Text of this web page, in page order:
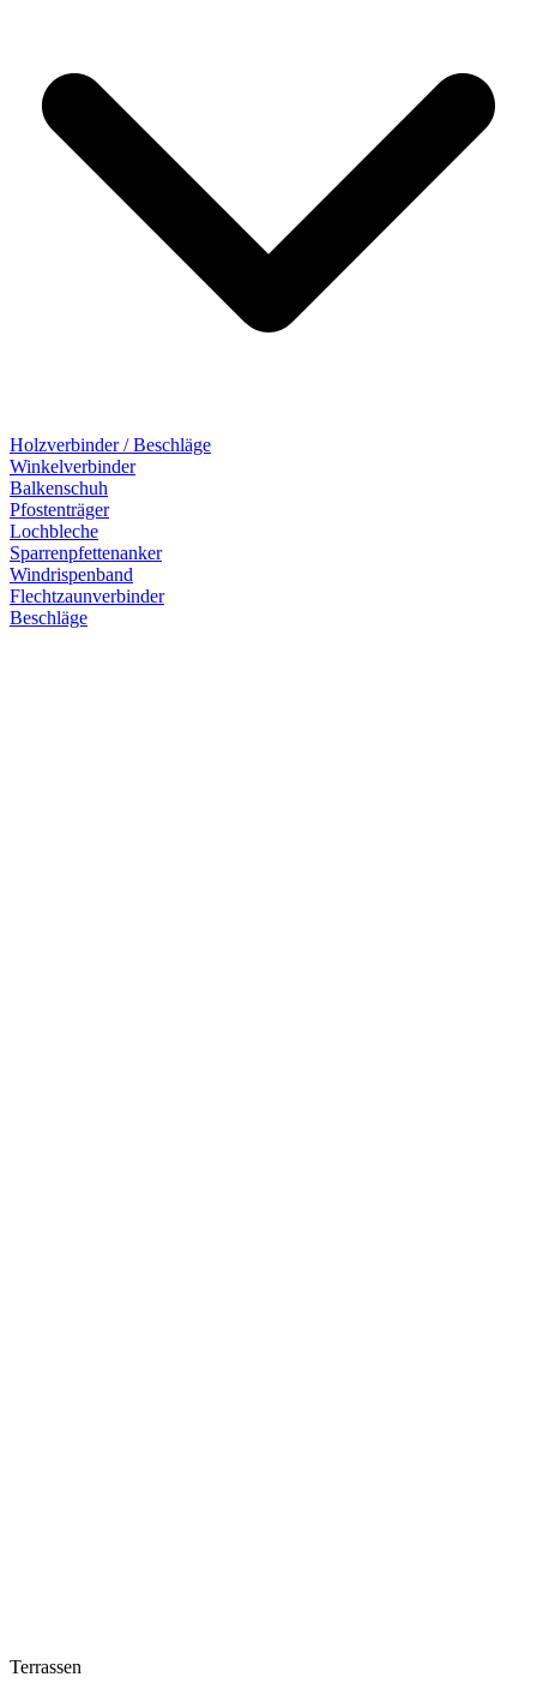
Holzverbinder / Beschläge
Winkelverbinder
Balkenschuh
Pfostenträger
Lochbleche
Sparrenpfettenanker
Windrispenband
Flechtzaunverbinder
Beschläge
Terrassen